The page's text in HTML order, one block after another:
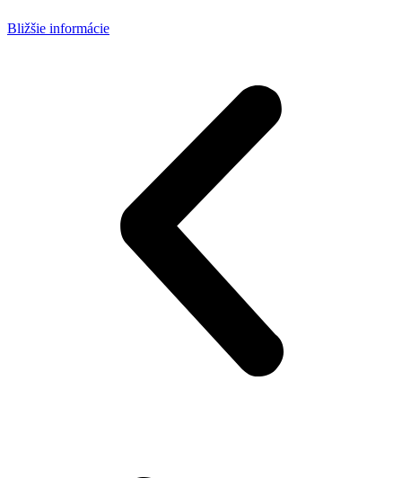
Bližšie informácie